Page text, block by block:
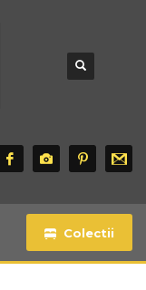
Colectii